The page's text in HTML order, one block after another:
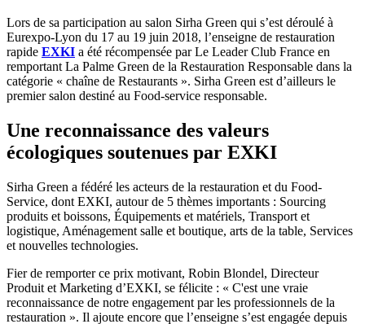
Lors de sa participation au salon Sirha Green qui s’est déroulé à
Eurexpo-Lyon du 17 au 19 juin 2018, l’enseigne de restauration
rapide EXKI a été récompensée par Le Leader Club France en
remportant La Palme Green de la Restauration Responsable dans la
catégorie « chaîne de Restaurants ». Sirha Green est d’ailleurs le
premier salon destiné au Food-service responsable.
Une reconnaissance des valeurs
écologiques soutenues par EXKI
Sirha Green a fédéré les acteurs de la restauration et du Food-
Service, dont EXKI, autour de 5 thèmes importants : Sourcing
produits et boissons, Équipements et matériels, Transport et
logistique, Aménagement salle et boutique, arts de la table, Services
et nouvelles technologies.
Fier de remporter ce prix motivant, Robin Blondel, Directeur
Produit et Marketing d’EXKI, se félicite : « C'est une vraie
reconnaissance de notre engagement par les professionnels de la
restauration ». Il ajoute encore que l’enseigne s’est engagée depuis